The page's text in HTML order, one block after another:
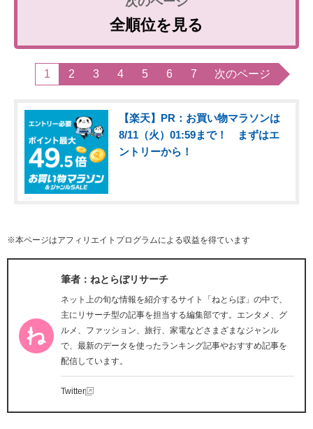
全順位を見る
1 2 3 4 5 6 7 次のページ
【楽天】PR：お買い物マラソンは
8/11（火）01:59まで！ まずはエ
ントリーから！
※本ページはアフィリエイトプログラムによる収益を得ています
筆者：ねとらぼリサーチ
ネット上の旬な情報を紹介するサイト「ねとらぼ」の中で、
主にリサーチ型の記事を担当する編集部です。エンタメ、グ
ルメ、ファッション、旅行、家電などさまざまなジャンル
で、最新のデータを使ったランキング記事やおすすめ記事を
配信しています。
Twitter